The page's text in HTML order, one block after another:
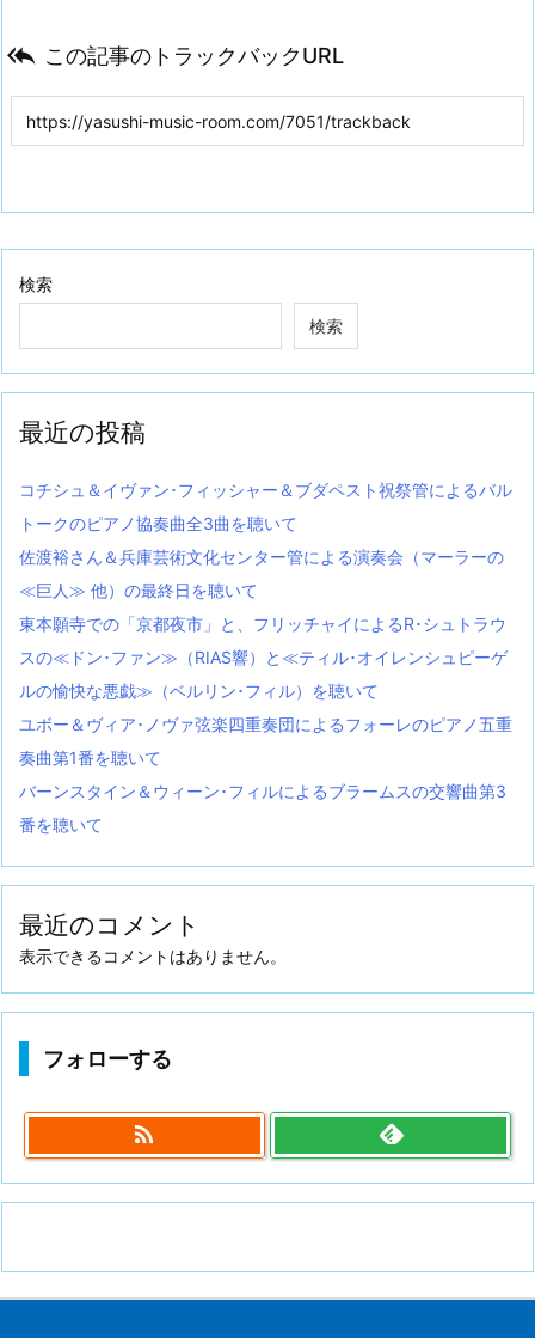
 この記事のトラックバックURL
検索
検索
最近の投稿
コチシュ＆イヴァン･フィッシャー＆ブダペスト祝祭管によるバル
トークのピアノ協奏曲全3曲を聴いて
佐渡裕さん＆兵庫芸術文化センター管による演奏会（マーラーの
≪巨人≫ 他）の最終日を聴いて
東本願寺での「京都夜市」と、フリッチャイによるR･シュトラウ
スの≪ドン･ファン≫（RIAS響）と≪ティル･オイレンシュピーゲ
ルの愉快な悪戯≫（ベルリン･フィル）を聴いて
ユボー＆ヴィア･ノヴァ弦楽四重奏団によるフォーレのピアノ五重
奏曲第1番を聴いて
バーンスタイン＆ウィーン･フィルによるブラームスの交響曲第3
番を聴いて
最近のコメント
表示できるコメントはありません。
フォローする
